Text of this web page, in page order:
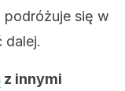
podróżuje się w
dalej.
z innymi